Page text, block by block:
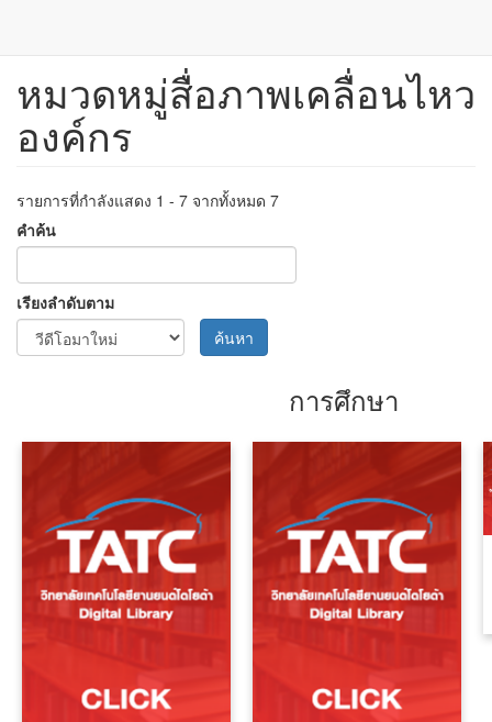
ข้าม
เนื้อหา
หมวดหมู่สื่อภาพเคลื่อนไหว
องค์กร
รายการที่กำลังแสดง 1 - 7 จากทั้งหมด 7
คำค้น
เรียงลำดับตาม
ค้นหา
การศึกษา